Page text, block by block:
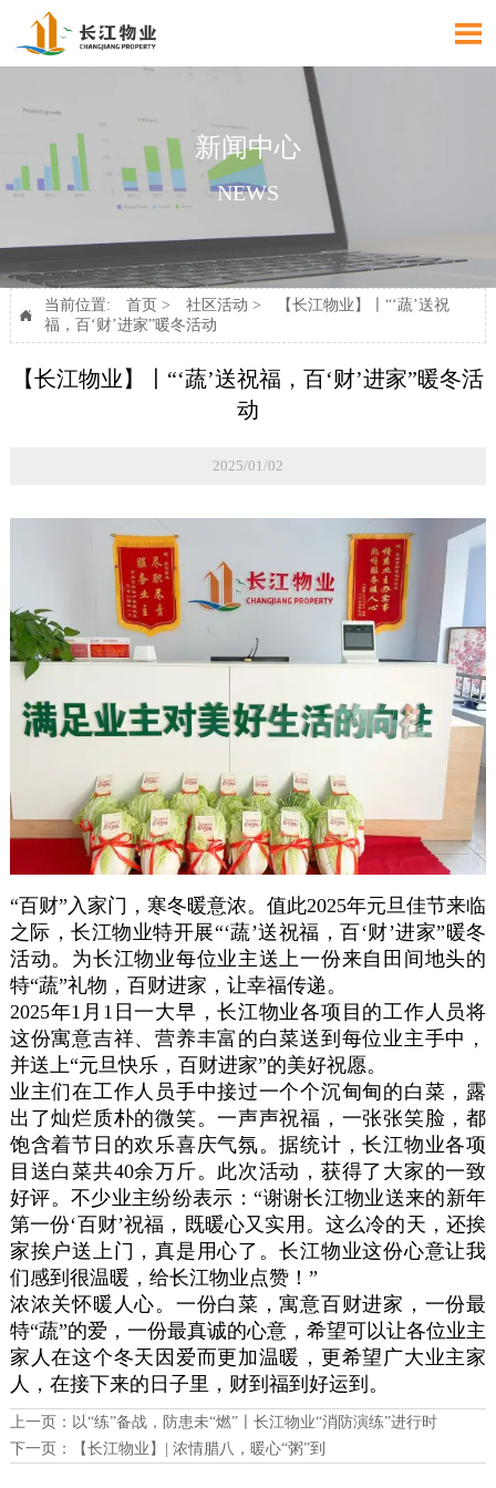

新闻中心
NEWS

当前位置: 首页 > 社区活动 >
【长江物业】〡“‘蔬’送祝
福，百‘财’进家”暖冬活动
【长江物业】〡“‘蔬’送祝福，百‘财’进家”暖冬活
动
2025/01/02
“百财”入家门，寒冬暖意浓。值此2025年元旦佳节来临
之际，长江物业特开展“‘蔬’送祝福，百‘财’进家”暖冬
活动。为长江物业每位业主送上一份来自田间地头的
特“蔬”礼物，百财进家，让幸福传递。
2025年1月1日一大早，长江物业各项目的工作人员将
这份寓意吉祥、营养丰富的白菜送到每位业主手中，
并送上“元旦快乐，百财进家”的美好祝愿。
业主们在工作人员手中接过一个个沉甸甸的白菜，露
出了灿烂质朴的微笑。一声声祝福，一张张笑脸，都
饱含着节日的欢乐喜庆气氛。据统计，长江物业各项
目送白菜共40余万斤。此次活动，获得了大家的一致
好评。不少业主纷纷表示：“谢谢长江物业送来的新年
第一份‘百财’祝福，既暖心又实用。这么冷的天，还挨
家挨户送上门，真是用心了。长江物业这份心意让我
们感到很温暖，给长江物业点赞！”
浓浓关怀暖人心。一份白菜，寓意百财进家，一份最
特“蔬”的爱，一份最真诚的心意，希望可以让各位业主
家人在这个冬天因爱而更加温暖，更希望广大业主家
人，在接下来的日子里，财到福到好运到。
上一页： 以“练”备战，防患未“燃”〡长江物业“消防演练”进行时
下一页：
【长江物业】| 浓情腊八，暖心“粥”到